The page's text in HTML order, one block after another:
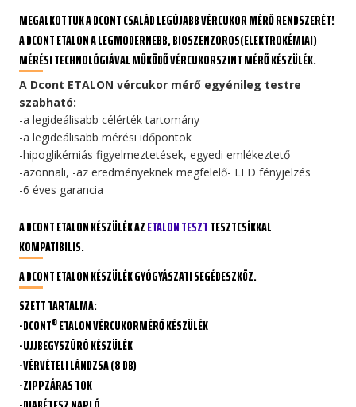
MEGALKOTTUK A DCONT CSALÁD LEGÚJABB VÉRCUKOR MÉRŐ RENDSZERÉT!
A DCONT ETALON A LEGMODERNEBB, BIOSZENZOROS(ELEKTROKÉMIAI)
MÉRÉSI TECHNOLÓGIÁVAL MŰKÖDŐ VÉRCUKORSZINT MÉRŐ KÉSZÜLÉK.
A Dcont ETALON vércukor mérő egyénileg testre
szabható:
-a legideálisabb célérték tartomány
-a legideálisabb mérési időpontok
-hipoglikémiás figyelmeztetések, egyedi emlékeztető
-azonnali, -az eredményeknek megfelelő- LED fényjelzés
-6 éves garancia
A DCONT ETALON KÉSZÜLÉK AZETALON TESZTTESZTCSÍKKAL
KOMPATIBILIS.
A DCONT ETALON KÉSZÜLÉK GYÓGYÁSZATI SEGÉDESZKÖZ.
SZETT TARTALMA:
-DCONT®ETALON VÉRCUKORMÉRŐ KÉSZÜLÉK
-UJJBEGYSZÚRÓ KÉSZÜLÉK
-VÉRVÉTELI LÁNDZSA (8 DB)
-ZIPPZÁRAS TOK